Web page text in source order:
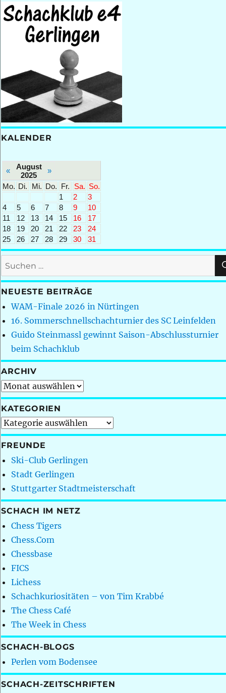
KALENDER
«
August
2025
»
Mo. Di. Mi. Do. Fr. Sa. So.
1
2
3
4
5 6 7 8 9
10
11
12 13 14 15 16
17
18
19 20 21 22 23
24
25
26 27 28 29 30 31
Suchen
nach:
NEUESTE BEITRÄGE
WAM-Finale 2026 in Nürtingen
16. Sommerschnellschachturnier des SC Leinfelden
Guido Steinmassl gewinnt Saison-Abschlussturnier
beim Schachklub
ARCHIV
Archiv
KATEGORIEN
Kategorien
FREUNDE
Ski-Club Gerlingen
Stadt Gerlingen
Stuttgarter Stadtmeisterschaft
SCHACH IM NETZ
Chess Tigers
Chess.Com
Chessbase
FICS
Lichess
Schachkuriositäten – von Tim Krabbé
The Chess Café
The Week in Chess
SCHACH-BLOGS
Perlen vom Bodensee
SCHACH-ZEITSCHRIFTEN